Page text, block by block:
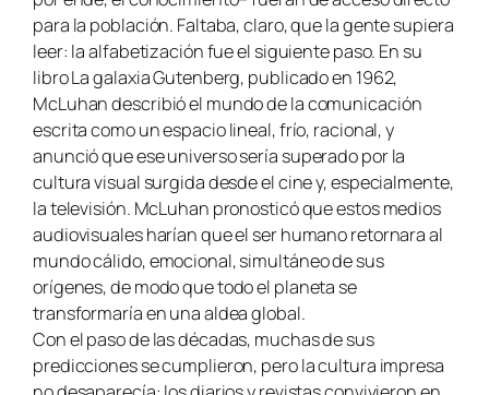
para la población. Faltaba, claro, que la gente supiera
leer: la alfabetización fue el siguiente paso. En su
libro La galaxia Gutenberg, publicado en 1962,
McLuhan describió el mundo de la comunicación
escrita como un espacio lineal, frío, racional, y
anunció que ese universo sería superado por la
cultura visual surgida desde el cine y, especialmente,
la televisión. McLuhan pronosticó que estos medios
audiovisuales harían que el ser humano retornara al
mundo cálido, emocional, simultáneo de sus
orígenes, de modo que todo el planeta se
transformaría en una aldea global.
Con el paso de las décadas, muchas de sus
predicciones se cumplieron, pero la cultura impresa